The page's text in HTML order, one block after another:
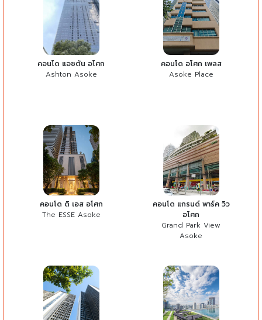
คอนโด แอชตัน อโศก
Ashton Asoke
คอนโด อโศก เพลส
Asoke Place
คอนโด ดิ เอส อโศก
The ESSE Asoke
คอนโด แกรนด์ พาร์ค วิว
อโศก
Grand Park View
Asoke